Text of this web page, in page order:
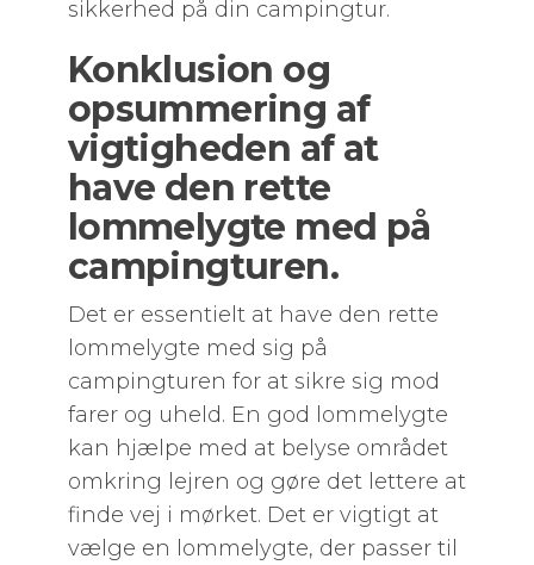
sikkerhed på din campingtur.
Konklusion og
opsummering af
vigtigheden af at
have den rette
lommelygte med på
campingturen.
Det er essentielt at have den rette
lommelygte med sig på
campingturen for at sikre sig mod
farer og uheld. En god lommelygte
kan hjælpe med at belyse området
omkring lejren og gøre det lettere at
finde vej i mørket. Det er vigtigt at
vælge en lommelygte, der passer til